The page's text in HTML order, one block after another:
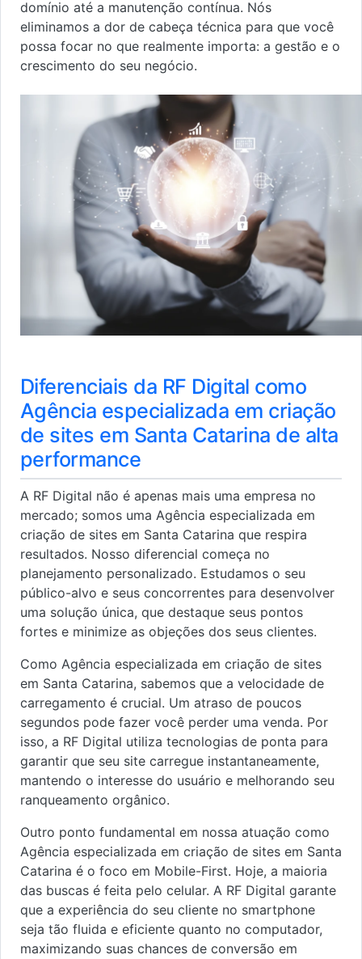
domínio até a manutenção contínua. Nós
eliminamos a dor de cabeça técnica para que você
possa focar no que realmente importa: a gestão e o
crescimento do seu negócio.
Diferenciais da RF Digital como
Agência especializada em criação
de sites em Santa Catarina de alta
performance
A RF Digital não é apenas mais uma empresa no
mercado; somos uma Agência especializada em
criação de sites em Santa Catarina que respira
resultados. Nosso diferencial começa no
planejamento personalizado. Estudamos o seu
público-alvo e seus concorrentes para desenvolver
uma solução única, que destaque seus pontos
fortes e minimize as objeções dos seus clientes.
Como Agência especializada em criação de sites
em Santa Catarina, sabemos que a velocidade de
carregamento é crucial. Um atraso de poucos
segundos pode fazer você perder uma venda. Por
isso, a RF Digital utiliza tecnologias de ponta para
garantir que seu site carregue instantaneamente,
mantendo o interesse do usuário e melhorando seu
ranqueamento orgânico.
Outro ponto fundamental em nossa atuação como
Agência especializada em criação de sites em Santa
Catarina é o foco em Mobile-First. Hoje, a maioria
das buscas é feita pelo celular. A RF Digital garante
que a experiência do seu cliente no smartphone
seja tão fluida e eficiente quanto no computador,
maximizando suas chances de conversão em